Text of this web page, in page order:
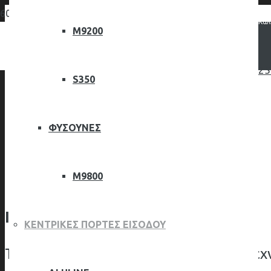
M9200
S350
ΦΥΣΟΥΝΕΣ
M9800
ΚΕΝΤΡΙΚΕΣ ΠΟΡΤΕΣ ΕΙΣΟΔΟΥ
Αρχική
IDEAL 4000
Τα συνθετικά Kουφώματα PVC νέας